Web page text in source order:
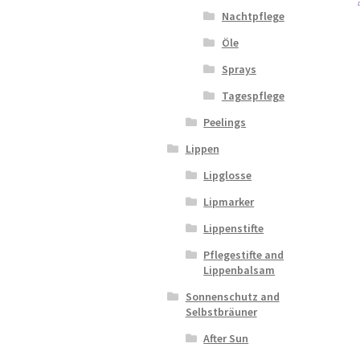
Nachtpflege
Öle
Sprays
Tagespflege
Peelings
Lippen
Lipglosse
Lipmarker
Lippenstifte
Pflegestifte and
Lippenbalsam
Sonnenschutz and
Selbstbräuner
After Sun